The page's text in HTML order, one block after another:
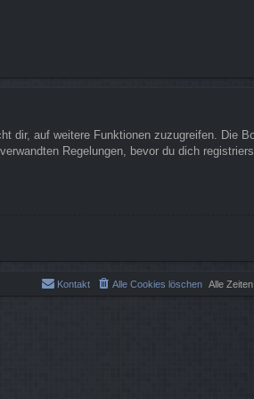
dir, auf weitere Funktionen zuzugreifen. Die
Regelungen, bevor du dich
Alle
Alle Cookies löschen
Kontakt